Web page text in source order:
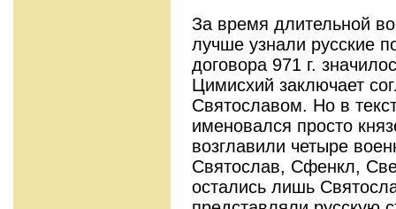
За время длительной
лучше узнали русские
договора 971 г.
Цимисхий заключает
Святославом. Но в
именовался просто
возглавили четыре
Святослав, Сфенкл,
остались лишь